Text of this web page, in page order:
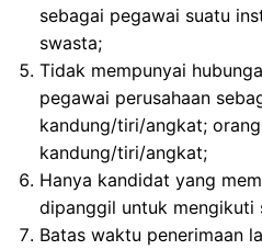
sebagai pegawai suatu
swasta;
Tidak mempunyai
pegawai perusahaan
kandung/tiri/angkat;
kandung/tiri/angkat;
Hanya kandidat yang
dipanggil untuk mengikuti
Batas waktu penerimaan